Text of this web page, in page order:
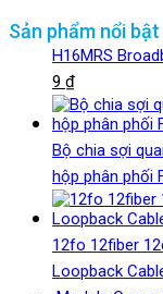
Sản phẩm nổi bật
H16MRS
9 ₫
Bộ chia sợi
hộp phân phối
12fo 12fiber
Loopback